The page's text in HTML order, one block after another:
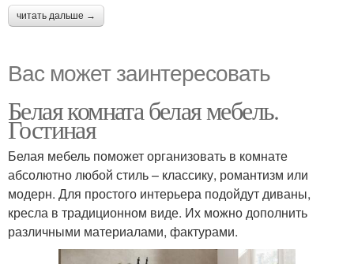
читать дальше →
Вас может заинтересовать
Белая комната белая мебель.
Гостиная
Белая мебель поможет организовать в комнате
абсолютно любой стиль – классику, романтизм или
модерн. Для простого интерьера подойдут диваны,
кресла в традиционном виде. Их можно дополнить
различными материалами, фактурами.